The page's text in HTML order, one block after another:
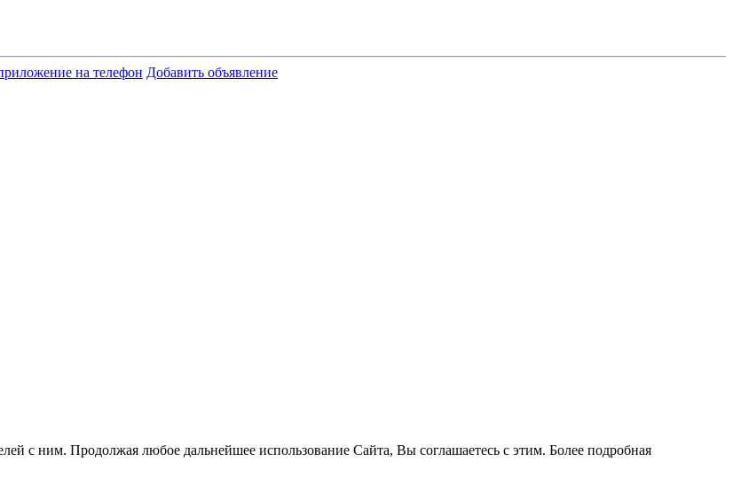
на телефон Добавить объявление
с ним. Продолжая любое дальнейшее использование Сайта, Вы соглашаетесь с этим. Более подробная